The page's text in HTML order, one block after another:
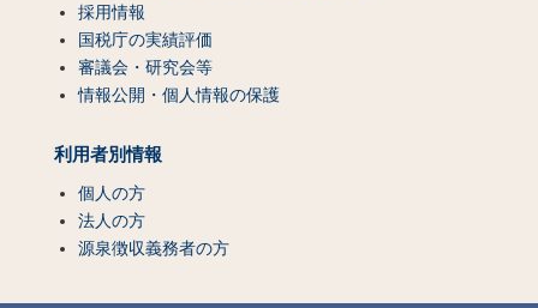
採用情報
国税庁の実績評価
審議会・研究会等
情報公開・個人情報の保護
利用者別情報
個人の方
法人の方
源泉徴収義務者の方